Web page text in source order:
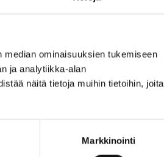
ominaisuuksien tukemiseen
ja analytiikka-alan
näitä tietoja muihin tietoihin, joita
Markkinointi
palveluiden saatavuus ja
ympäristöllisten tekijöiden
periaate sekä näiden
julkisia hankintoja ja
kansallisissa säädöksissä.
painoarvoa hankkeissa.